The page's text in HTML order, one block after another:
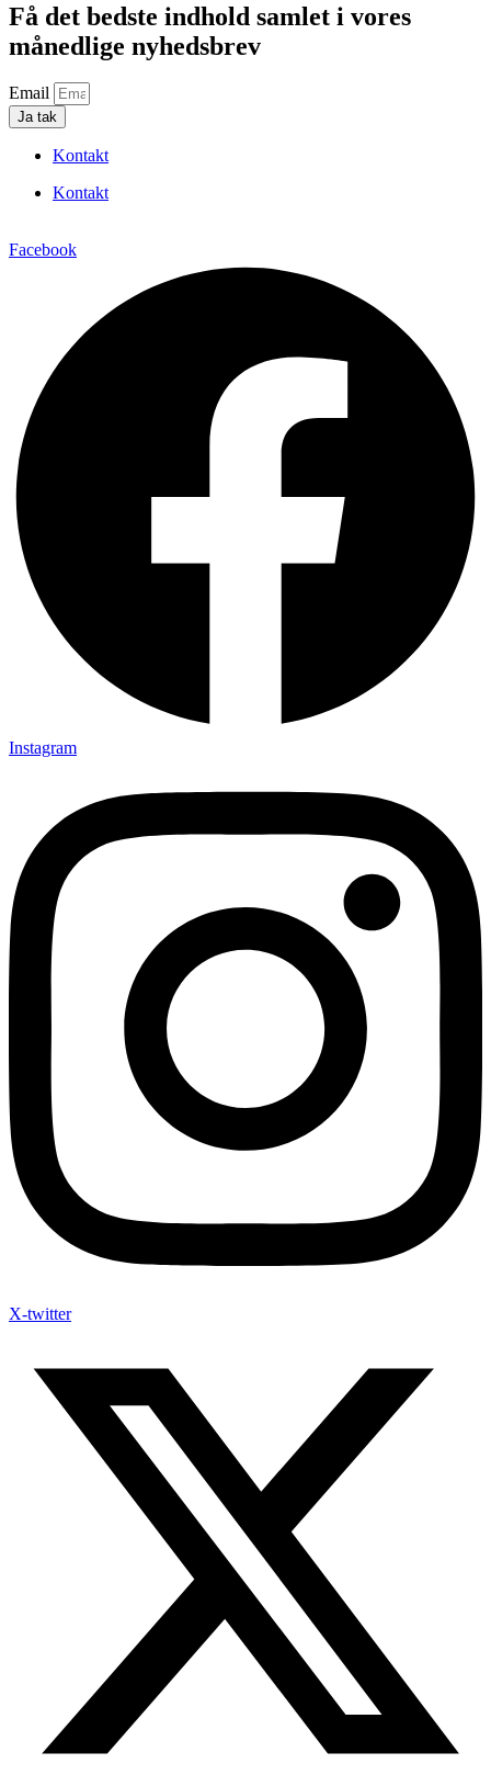
Få det bedste indhold samlet i vores
månedlige nyhedsbrev
Email
Ja tak
Kontakt
Kontakt
Facebook
Instagram
X-twitter